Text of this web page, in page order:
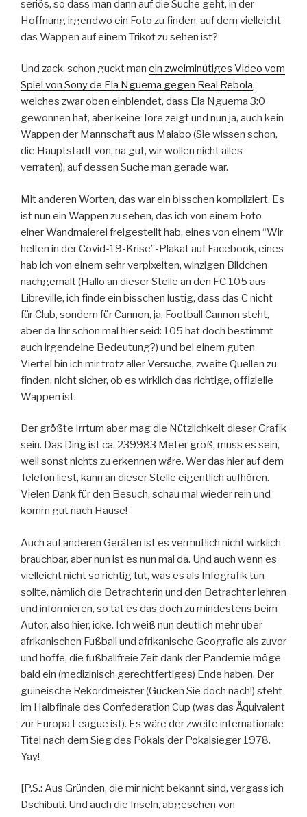
seriös, so dass man dann auf die Suche geht, in der
Hoffnung irgendwo ein Foto zu finden, auf dem vielleicht
das Wappen auf einem Trikot zu sehen ist?
Und zack, schon guckt man ein zweiminütiges Video vom
Spiel von Sony de Ela Nguema gegen Real Rebola,
welches zwar oben einblendet, dass Ela Nguema 3:0
gewonnen hat, aber keine Tore zeigt und nun ja, auch kein
Wappen der Mannschaft aus Malabo (Sie wissen schon,
die Hauptstadt von, na gut, wir wollen nicht alles
verraten), auf dessen Suche man gerade war.
Mit anderen Worten, das war ein bisschen kompliziert. Es
ist nun ein Wappen zu sehen, das ich von einem Foto
einer Wandmalerei freigestellt hab, eines von einem “Wir
helfen in der Covid-19-Krise”-Plakat auf Facebook, eines
hab ich von einem sehr verpixelten, winzigen Bildchen
nachgemalt (Hallo an dieser Stelle an den FC 105 aus
Libreville, ich finde ein bisschen lustig, dass das C nicht
für Club, sondern für Cannon, ja, Football Cannon steht,
aber da Ihr schon mal hier seid: 105 hat doch bestimmt
auch irgendeine Bedeutung?) und bei einem guten
Viertel bin ich mir trotz aller Versuche, zweite Quellen zu
finden, nicht sicher, ob es wirklich das richtige, offizielle
Wappen ist.
Der größte Irrtum aber mag die Nützlichkeit dieser Grafik
sein. Das Ding ist ca. 239983 Meter groß, muss es sein,
weil sonst nichts zu erkennen wäre. Wer das hier auf dem
Telefon liest, kann an dieser Stelle eigentlich aufhören.
Vielen Dank für den Besuch, schau mal wieder rein und
komm gut nach Hause!
Auch auf anderen Geräten ist es vermutlich nicht wirklich
brauchbar, aber nun ist es nun mal da. Und auch wenn es
vielleicht nicht so richtig tut, was es als Infografik tun
sollte, nämlich die Betrachterin und den Betrachter lehren
und informieren, so tat es das doch zu mindestens beim
Autor, also hier, icke. Ich weiß nun deutlich mehr über
afrikanischen Fußball und afrikanische Geografie als zuvor
und hoffe, die fußballfreie Zeit dank der Pandemie möge
bald ein (medizinisch gerechtfertiges) Ende haben. Der
guineische Rekordmeister (Gucken Sie doch nach!) steht
im Halbfinale des Confederation Cup (was das Äquivalent
zur Europa League ist). Es wäre der zweite internationale
Titel nach dem Sieg des Pokals der Pokalsieger 1978.
Yay!
[P.S.: Aus Gründen, die mir nicht bekannt sind, vergass ich
Dschibuti. Und auch die Inseln, abgesehen von